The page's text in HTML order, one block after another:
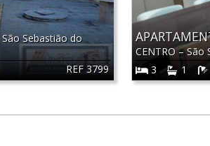
REF 3799
São Sebastião do
CENTRO–São
3
1